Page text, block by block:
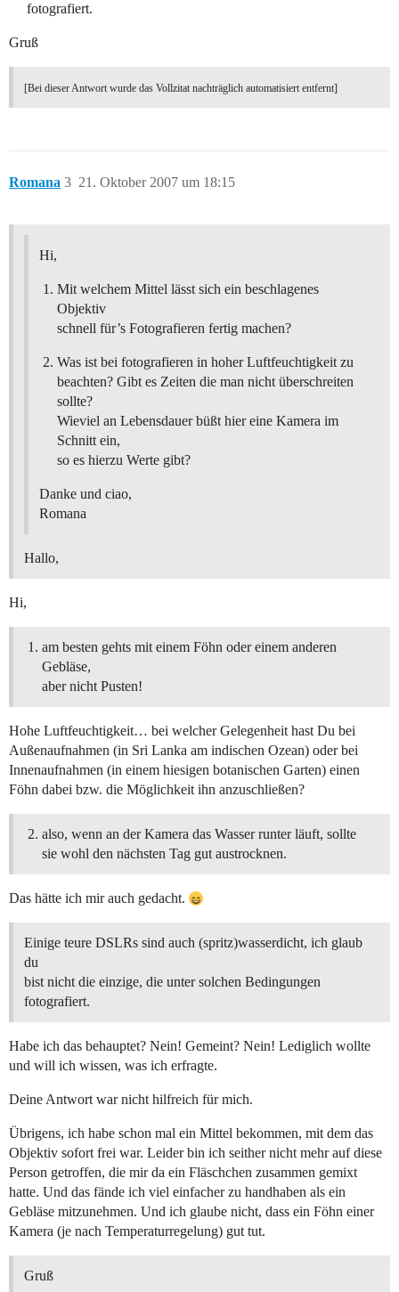
fotografiert.
Gruß
[Bei dieser Antwort wurde das Vollzitat nachträglich automatisiert entfernt]
Romana 21. Oktober 2007 um 18:15
3
Hi,
Mit welchem Mittel lässt sich ein beschlagenes
Objektiv
schnell für’s Fotografieren fertig machen?
Was ist bei fotografieren in hoher Luftfeuchtigkeit zu
beachten? Gibt es Zeiten die man nicht überschreiten
sollte?
Wieviel an Lebensdauer büßt hier eine Kamera im
Schnitt ein,
so es hierzu Werte gibt?
Danke und ciao,
Romana
Hallo,
Hi,
am besten gehts mit einem Föhn oder einem anderen
Gebläse,
aber nicht Pusten!
Hohe Luftfeuchtigkeit… bei welcher Gelegenheit hast Du bei
Außenaufnahmen (in Sri Lanka am indischen Ozean) oder bei
Innenaufnahmen (in einem hiesigen botanischen Garten) einen
Föhn dabei bzw. die Möglichkeit ihn anzuschließen?
also, wenn an der Kamera das Wasser runter läuft, sollte
sie wohl den nächsten Tag gut austrocknen.
Das hätte ich mir auch gedacht.
Einige teure DSLRs sind auch (spritz)wasserdicht, ich glaub
du
bist nicht die einzige, die unter solchen Bedingungen
fotografiert.
Habe ich das behauptet? Nein! Gemeint? Nein! Lediglich wollte
und will ich wissen, was ich erfragte.
Deine Antwort war nicht hilfreich für mich.
Übrigens, ich habe schon mal ein Mittel bekommen, mit dem das
Objektiv sofort frei war. Leider bin ich seither nicht mehr auf diese
Person getroffen, die mir da ein Fläschchen zusammen gemixt
hatte. Und das fände ich viel einfacher zu handhaben als ein
Gebläse mitzunehmen. Und ich glaube nicht, dass ein Föhn einer
Kamera (je nach Temperaturregelung) gut tut.
Gruß